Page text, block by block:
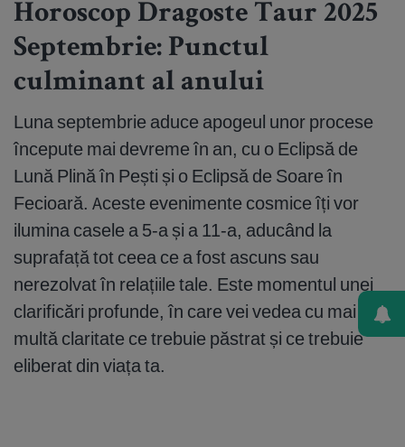
Horoscop Dragoste Taur 2025
Septembrie: Punctul
culminant al anului
Luna septembrie aduce apogeul unor procese
începute mai devreme în an, cu o Eclipsă de
Lună Plină în Pești și o Eclipsă de Soare în
Fecioară. Aceste evenimente cosmice îți vor
ilumina casele a 5-a și a 11-a, aducând la
suprafață tot ceea ce a fost ascuns sau
nerezolvat în relațiile tale. Este momentul unei
clarificări profunde, în care vei vedea cu mai
multă claritate ce trebuie păstrat și ce trebuie
eliberat din viața ta.